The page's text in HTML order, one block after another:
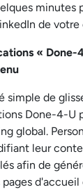
minutes
de votre
« Done-
simple de
Done-4-U
global.
leur
afin de